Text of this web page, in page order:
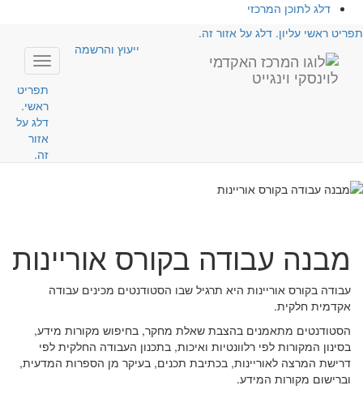
דלג לתוכן המרכזי
תפריט ראשי עליון. דלג על אזור זה.
ייעוץ והרשמה
Toggle
תפריט
ראשי.
דלג על
אזור
זה.
מבנה עבודה בקורס אוריינות
עבודה בקורס אוריינות היא תרגיל שבו הסטודנטים מכינים עבודה
אקדמית חלקית.
הסטודנטים מתאמנים בהצבת שאלת מחקר, בחיפוש מקורות מידע,
בסינון המקורות לפי רלוונטיות ואיכות, בתכנון העבודה החלקית לפי
דרישת המרצה לאוריינות, בכתיבת תכנים, בעיקר מן הספרות המדעית,
וברישום מקורות המידע.